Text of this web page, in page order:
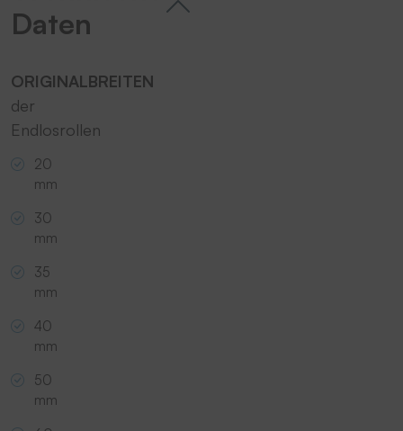
Management Platform
Daten
ORIGINALBREITEN
der
Endlosrollen
20
mm
30
mm
35
mm
40
mm
50
mm